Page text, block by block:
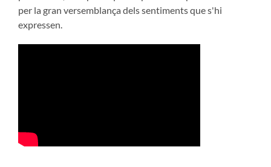
per la gran versemblança dels sentiments que s'hi
expressen.